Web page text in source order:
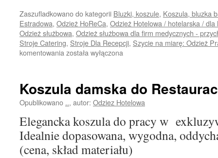
Zaszufladkowano do kategorii Bluzki, koszule, Koszula, bluzka
Estradowa, Odzież HoReCa, Odzież Hotelowa / hotelarska / dla
Odzież służbowa, Odzież służbowa dla firm medycznych -
Stroje Catering, Stroje Dla Recepcji, Szycie na miarę: Odzież
komentowania Koszula
w
biurze,
hotelowej,
przychodni,
szpitalu
została wyłączona
Koszula damska do
Opublikowano .., autor: Odziez Hotelowa
Elegancka koszula do pracy w
Idealnie dopasowana, wygodna,
(cena, skład materiału)